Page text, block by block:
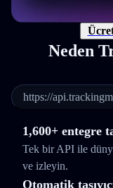
Neden
https://
1,600+ entegre
Tek bir API ile
ve izleyin.
Otomatik